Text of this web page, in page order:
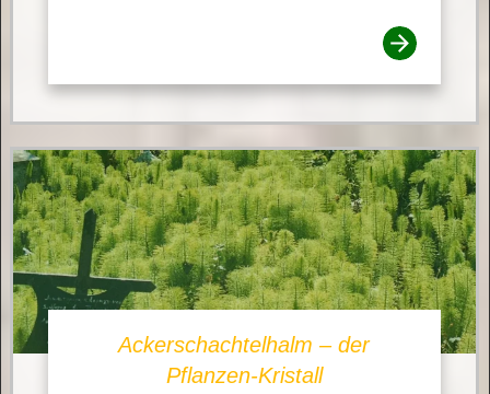
Ackerschachtelhalm – der
Pflanzen-Kristall